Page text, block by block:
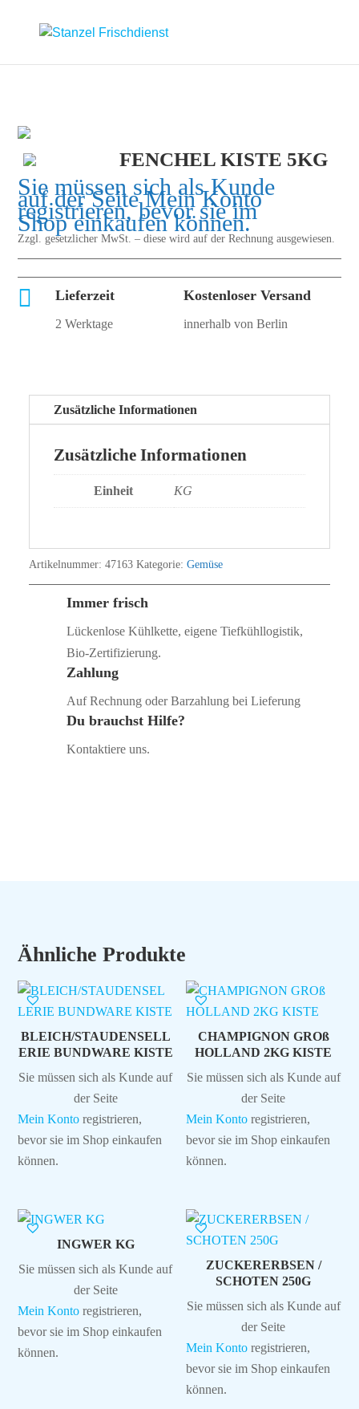
FENCHEL KISTE 5KG
Sie müssen sich als Kunde
auf der SeiteMein Konto
registrieren, bevor sie im
Shop einkaufen können.
Zzgl. gesetzlicher MwSt. – diese wird auf der Rechnung ausgewiesen.
 Lieferzeit
2 Werktage
Kostenloser Versand
innerhalb von Berlin
Zusätzliche Informationen
Zusätzliche Informationen
Einheit KG
Artikelnummer: 47163 Kategorie: Gemüse
Immer frisch
Lückenlose Kühlkette, eigene Tiefkühllogistik,
Bio‑Zertifizierung.
Zahlung
Auf Rechnung oder Barzahlung bei Lieferung
Du brauchst Hilfe?
Kontaktiere uns.
Ähnliche Produkte
BLEICH/STAUDENSELL
ERIE BUNDWARE KISTE
Sie müssen sich als Kunde auf
der Seite
Mein Konto registrieren,
bevor sie im Shop einkaufen
können.
CHAMPIGNON GROß
HOLLAND 2KG KISTE
Sie müssen sich als Kunde auf
der Seite
Mein Konto registrieren,
bevor sie im Shop einkaufen
können.
INGWER KG
Sie müssen sich als Kunde auf
der Seite
Mein Konto registrieren,
bevor sie im Shop einkaufen
können.
ZUCKERERBSEN /
SCHOTEN 250G
Sie müssen sich als Kunde auf
der Seite
Mein Konto registrieren,
bevor sie im Shop einkaufen
können.